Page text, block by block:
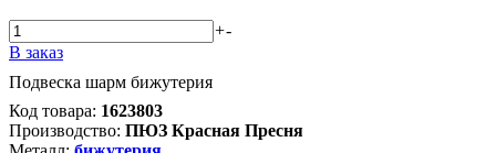
+-
В заказ
Подвеска шарм бижутерия
Код товара: 1623803
Производство: ПЮЗ Красная Пресня